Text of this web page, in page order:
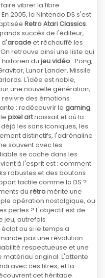
vibrer la fibre
2005, la Nintendo DS s'est
Retro Atari Classics.
succès de l'éditeur,
d'arcadeet réchauffé les
On retrouve ainsi une liste qui
du jeu vidéo : Pong,
Lunar Lander, Missile
L'idée est noble,
une nouvelle génération,
revivre des émotions
: redécouvrir le gaming
pixel artnaissait et où la
les sons iconiques, les
distinctifs, l'adrénaline
souvent avec les
se cache dans les
à l'esprit est : comment
robustes et des boutons
tactile comme la DS ?
du rétromérite une
opération nostalgique, ou
perles ? L'objectif est de
jeu, autrefois
ou si le temps a
pas une révolution
respectueuse et une
original. L'attente
avec ces titres, et la
cet héritage.